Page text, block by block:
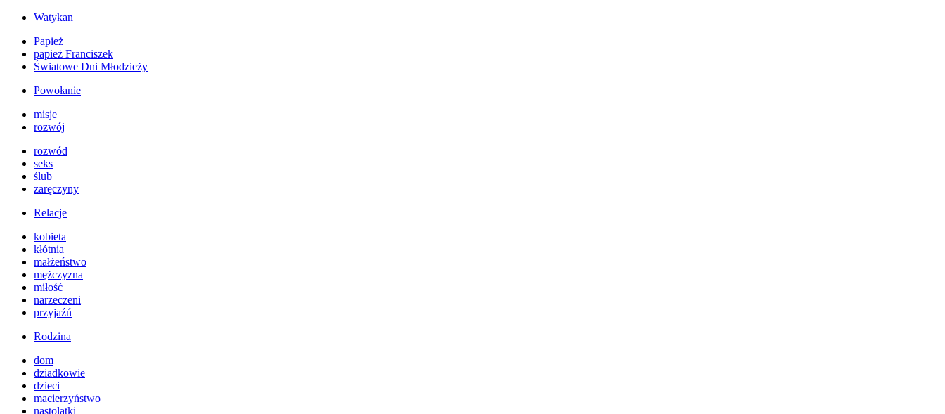
Watykan
Papież
papież Franciszek
Światowe Dni Młodzieży
Powołanie
misje
rozwój
rozwód
seks
ślub
zaręczyny
Relacje
kobieta
kłótnia
małżeństwo
mężczyzna
miłość
narzeczeni
przyjaźń
Rodzina
dom
dziadkowie
dzieci
macierzyństwo
nastolatki